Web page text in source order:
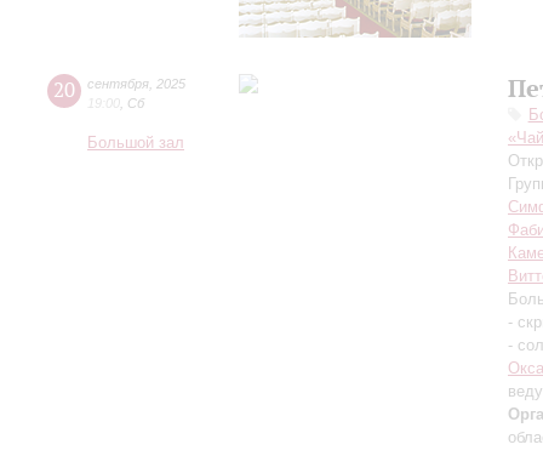
20 сентября 2025
19:00 Сб
Большой зал
-
-